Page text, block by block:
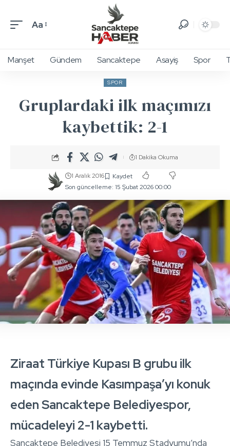
Aa
Manşet Gündem Sancaktepe Asayiş Spor
SPOR
Gruplardaki ilk maçımızı
kaybettik: 2-1
Son güncelleme: 15 Şubat 2026 00:00
1 Aralık 2016
1 Dakika Okuma
Ziraat Türkiye Kupası B grubu ilk
maçında evinde Kasımpaşa’yı konuk
eden Sancaktepe Belediyespor,
mücadeleyi 2-1 kaybetti.
Sancaktepe Belediyesi 15 Temmuz Stadyumu’nda